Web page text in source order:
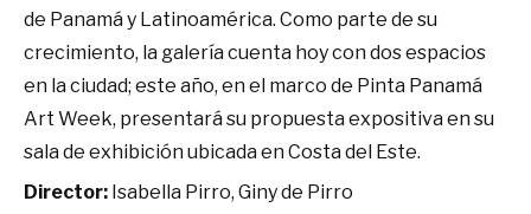
de Panamá y Latinoamérica. Como parte de su
crecimiento, la galería cuenta hoy con dos espacios
en la ciudad; este año, en el marco de Pinta Panamá
Art Week, presentará su propuesta expositiva en su
sala de exhibición ubicada en Costa del Este.
Director: Isabella Pirro, Giny de Pirro